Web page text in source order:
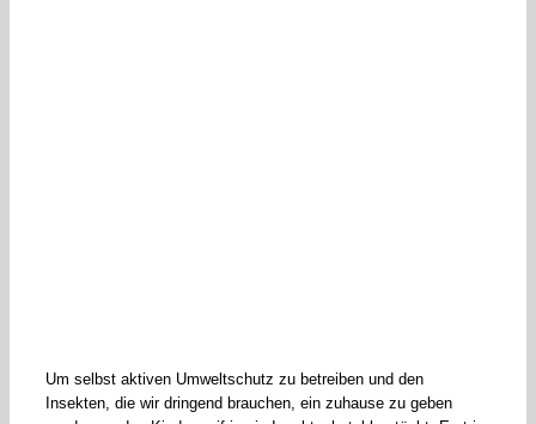
Um selbst aktiven Umweltschutz zu betreiben und den
Insekten, die wir dringend brauchen, ein zuhause zu geben